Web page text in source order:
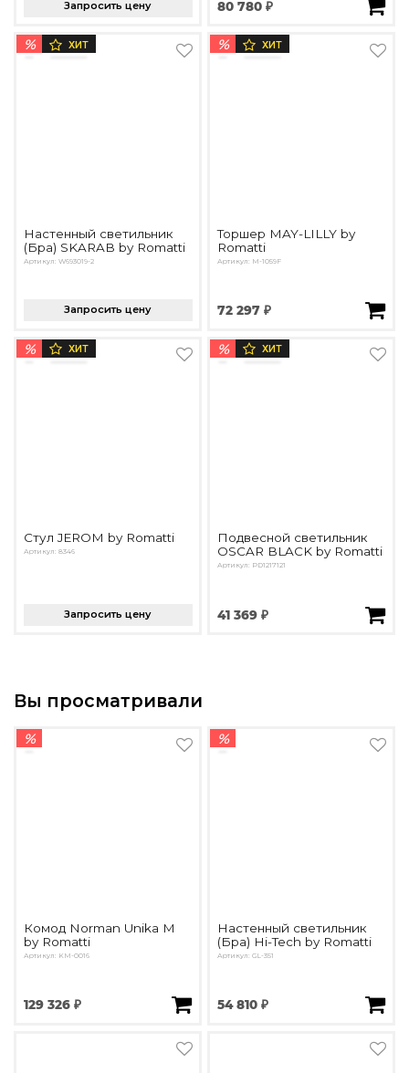
Запросить цену 80 780 ₽
% ХИТ
Настенный светильник
(Бра) SKARAB by Romatti
Артикул: W693019-2
Запросить цену
% ХИТ
Торшер MAY-LILLY by
Romatti
Артикул: M-1059F
72 297 ₽
% ХИТ
Стул JEROM by Romatti
Артикул: 8346
Запросить цену
% ХИТ
Подвесной светильник
OSCAR BLACK by Romatti
Артикул: PD1217121
41 369 ₽
Вы просматривали
%
Комод Norman Unika M
by Romatti
Артикул: KM-0016
129 326 ₽
%
Настенный светильник
(Бра) Hi-Tech by Romatti
Артикул: GL-351
54 810 ₽